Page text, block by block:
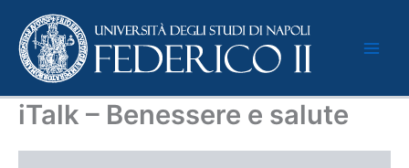
contenuto
iTalk – Benessere e salute